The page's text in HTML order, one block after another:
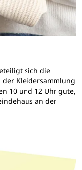
sich die
der Kleidersammlung
10 und 12 Uhr gute,
an der